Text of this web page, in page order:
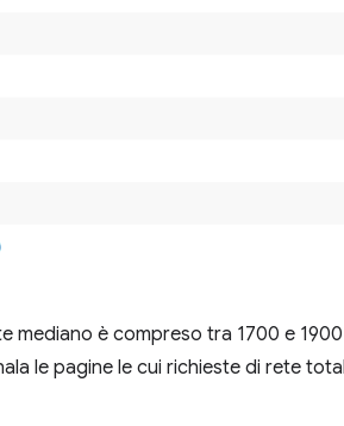
mediano è compreso tra 1700 e 1900
le pagine le cui richieste di rete